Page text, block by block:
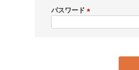
)
パスワード